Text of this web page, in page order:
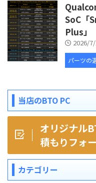
SoC「
Plus」
2026/
パーツの
当店のBTO PC
オリジナル
積もりフォ
カテゴリー